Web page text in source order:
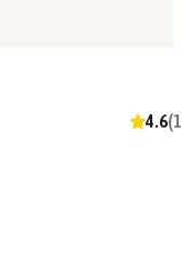
4.6(